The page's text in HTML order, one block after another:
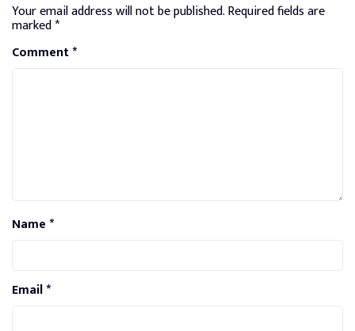
Your email address will not be published.Required fields are
marked*
Comment*
Name*
Email*